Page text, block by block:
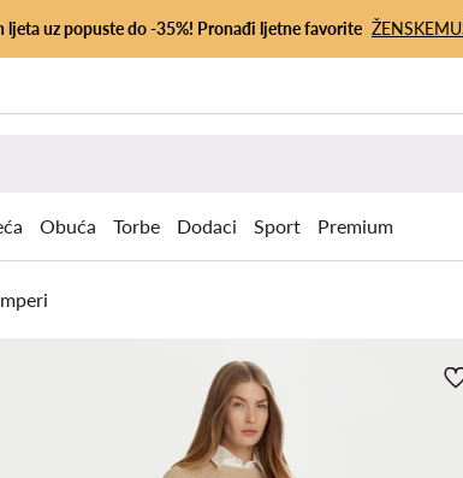
ljeta uz popuste do -35%! Pronađi ljetne favorite ŽENSKE
Obuća Torbe Dodaci Sport Premium